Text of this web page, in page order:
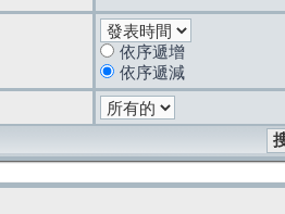
依序遞增
依序遞減